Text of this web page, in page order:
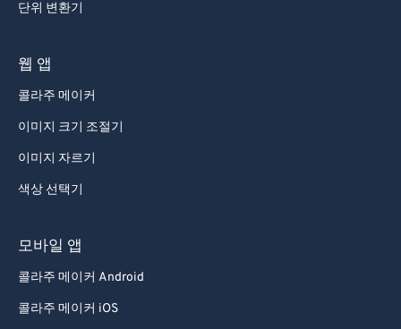
단위 변환기
웹 앱
콜라주 메이커
이미지 크기 조절기
이미지 자르기
색상 선택기
모바일 앱
콜라주 메이커 Android
콜라주 메이커 iOS